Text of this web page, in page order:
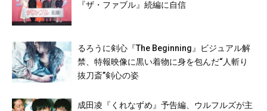
『ザ・ファブル』続編に自信
るろうに剣心『The Beginning』ビジュアル解
禁、特報映像に黒い着物に身を包んだ“人斬り
抜刀斎”剣心の姿
成田凌『くれなずめ』予告編、ウルフルズが主